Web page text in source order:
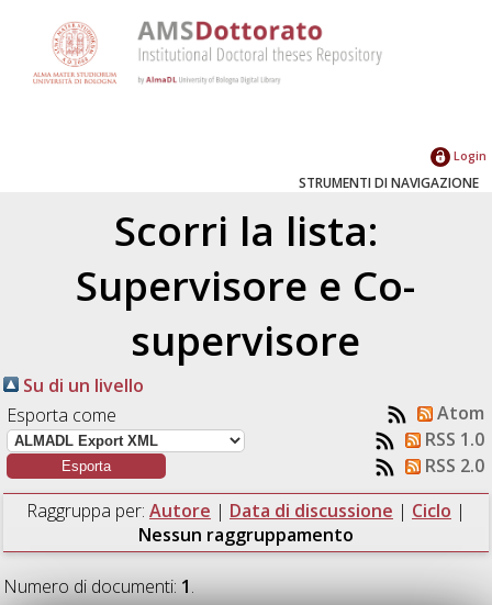
Login
STRUMENTI DI NAVIGAZIONE
Scorri la lista:
Supervisore e Co-
supervisore
Su di un livello
Esporta come
Atom
RSS 1.0
RSS 2.0
Raggruppa per: Autore | Data di discussione | Ciclo |
Nessun raggruppamento
Numero di documenti: 1.